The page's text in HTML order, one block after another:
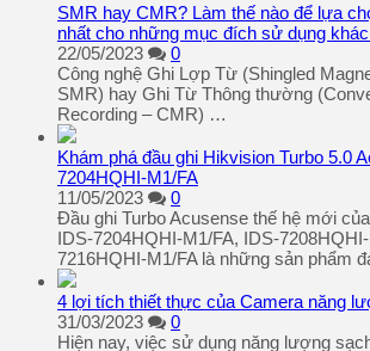
SMR hay CMR? Làm thế nào để lựa
nhất cho những mục đích sử dụng
22/05/2023
0
Công nghệ Ghi Lợp Từ (Shingled
SMR) hay Ghi Từ Thông thường
Recording – CMR) …
Khám phá đầu ghi Hikvision Turbo 5.0
7204HQHI-M1/FA
11/05/2023
0
Đầu ghi Turbo Acusense thế hệ mới
IDS-7204HQHI-M1/FA, IDS-
7216HQHI-M1/FA là những sản phẩm
4 lợi tích thiết thực của Camera năng
31/03/2023
0
Hiện nay, việc sử dụng năng lượng